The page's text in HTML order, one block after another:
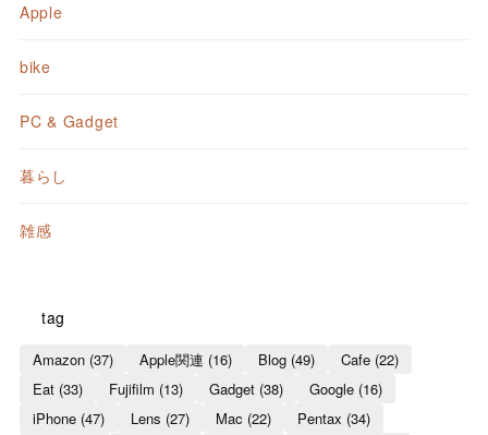
Apple
bike
PC & Gadget
暮らし
雑感
tag
Amazon(37) Apple関連 (16) Blog(49) Cafe(22)
Eat(33) Fujifilm (13) Gadget(38) Google(16)
iPhone(47) Lens (27) Mac (22) Pentax (34)